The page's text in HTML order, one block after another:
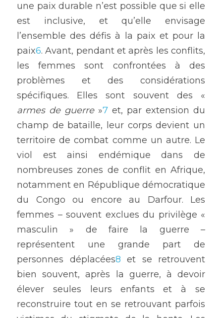
une paix durable n’est possible que si elle
est inclusive, et qu’elle envisage
l’ensemble des défis à la paix et pour la
paix6. Avant, pendant et après les conflits,
les femmes sont confrontées à des
problèmes et des considérations
armes de guerre »7 et, par extension du
champ de bataille, leur corps devient un
territoire de combat comme un autre. Le
viol est ainsi endémique dans de
nombreuses zones de conflit en Afrique,
notamment en République démocratique
du Congo ou encore au Darfour. Les
femmes – souvent exclues du privilège «
masculin » de faire la guerre –
représentent une grande part de
personnes déplacées8 et se retrouvent
bien souvent, après la guerre, à devoir
élever seules leurs enfants et à se
reconstruire tout en se retrouvant parfois